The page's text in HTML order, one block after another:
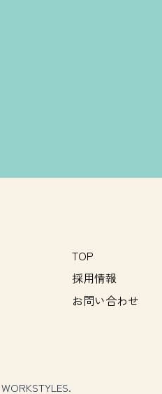
TOP
採用情報
お問い合わせ